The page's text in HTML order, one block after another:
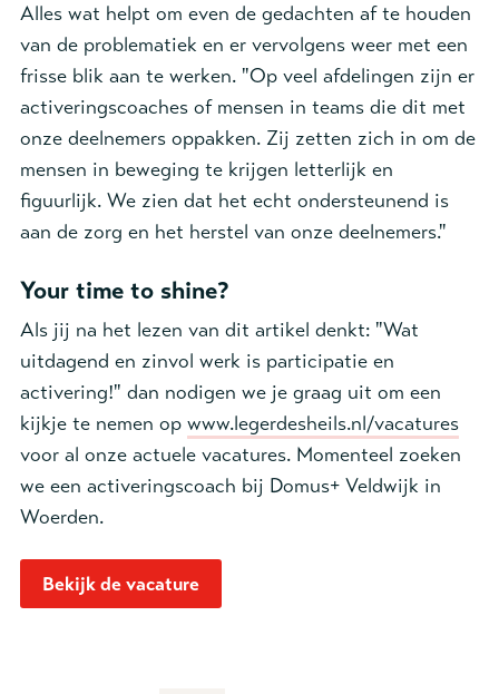
Alles wat helpt om even de gedachten af te houden
van de problematiek en er vervolgens weer met een
frisse blik aan te werken. "Op veel afdelingen zijn er
activeringscoaches of mensen in teams die dit met
onze deelnemers oppakken. Zij zetten zich in om de
mensen in beweging te krijgen letterlijk en
figuurlijk. We zien dat het echt ondersteunend is
aan de zorg en het herstel van onze deelnemers."
Your time to shine?
Als jij na het lezen van dit artikel denkt: "Wat
uitdagend en zinvol werk is participatie en
activering!" dan nodigen we je graag uit om een
kijkje te nemen op www.legerdesheils.nl/vacatures
voor al onze actuele vacatures. Momenteel zoeken
we een activeringscoach bij Domus+ Veldwijk in
Woerden.
Bekijk de vacature